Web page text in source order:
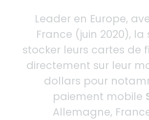
Leader en Europe,
France (juin 2020), la
stocker leurs cartes de
directement sur leur
dollars pour
paiement mobile
Allemagne,